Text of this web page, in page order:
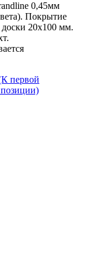
0,45мм
Покрытие
20х100 мм.
первой